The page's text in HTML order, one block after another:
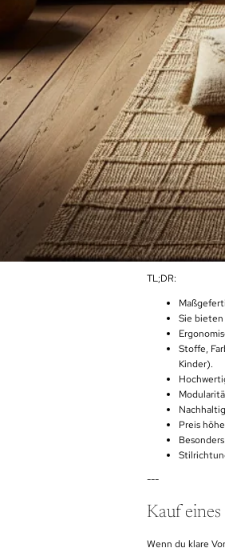
TL;DR:
Sie
Stoffe,
Kinder).
Preis
---
Kauf
Wenn du klare